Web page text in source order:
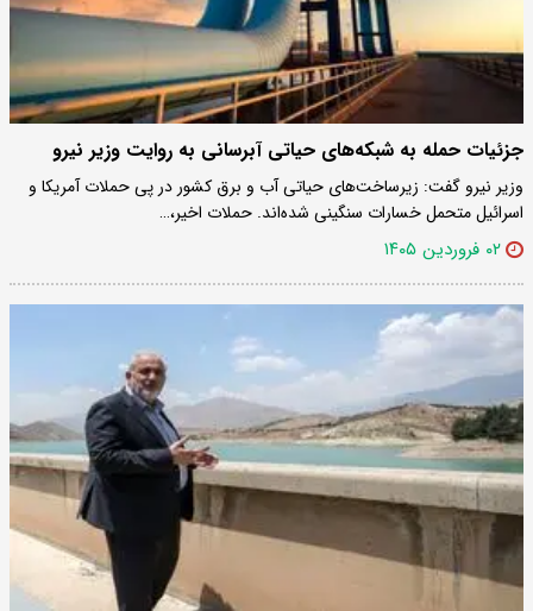
جزئیات حمله به شبکه‌های حیاتی آبرسانی به روایت وزیر نیرو
وزیر نیرو گفت: زیرساخت‌های حیاتی آب و برق کشور در پی حملات آمریکا و
اسرائیل متحمل خسارات سنگینی شده‌اند. حملات اخیر،…
۰۲ فروردین ۱۴۰۵